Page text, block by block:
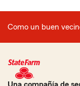
Como un buen